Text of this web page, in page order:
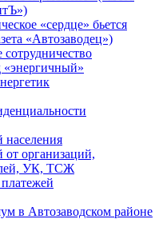
«сердце» бьется
«Автозаводец»)
«энергичный»
организаций,
УК, ТСЖ
в Автозаводском районе